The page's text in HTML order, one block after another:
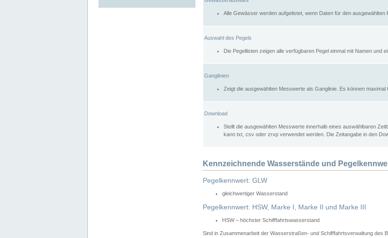
Alle Gewässer werden aufgelistet, wenn Daten für den ausgewählten
Auswahl des Pegels
Die Pegellisten zeigen alle verfügbaren Pegel einmal mit Namen und
Ganglinien
Zeigt die ausgewählten Messwerte als Ganglinie. Es können maximal
Download
Stellt die ausgewählten Messwerte innerhalb eines auswählbaren
kann txt, csv oder zrxp verwendet werden. Die Zeitangabe in den
Kennzeichnende Wasserstände und
Pegelkennwert: GLW
gleichwertiger Wasserstand
Pegelkennwert: HSW, Marke I, Marke II und Marke III
HSW – höchster Schifffahrtswasserstand
Sind in Zusammenarbeit der Wasserstraßen- und Schifffahrtsverwaltung des